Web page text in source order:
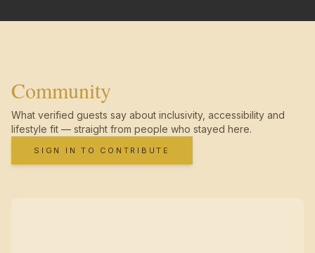
Community
What verified guests say about inclusivity, accessibility and
lifestyle fit — straight from people who stayed here.
SIGN IN TO CONTRIBUTE